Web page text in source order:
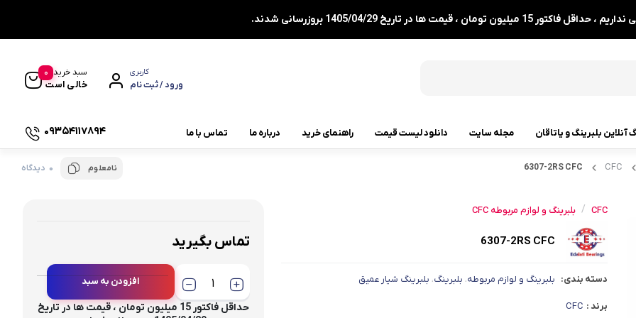
تومان ، قیمت ها در تاریخ 1405/04/29 بروزرسانی شدند.
کاربری
ورود / ثبت نام
سبد خرید
خالی است
0
رولبرینگ مخروطی
رولبرینگ بشکه ای
رولبرینگ بشکه ای کفگرد
یاتاقان صنعتی
چاکنت
آنلاین بلبرینگ و یاتاقان مجله سایت دانلود لیست قیمت راهنمای خرید درباره ما تماس با ما 09354117894
CFC
6307-2RS CFC نامعلوم 0 دیدگاه
CFC
/ بلبرینگ و لوازم مربوطه CFC
6307-2RS CFC
دسته بندی: بلبرینگ و لوازم مربوطه، بلبرینگ، بلبرینگ شیار عمیق
برند : CFC
تماس بگیرید
افزودن به سبد
توجه : تک فروشی نداریم ،
حداقل فاکتور 15 میلیون تومان ، قیمت ها در تاریخ